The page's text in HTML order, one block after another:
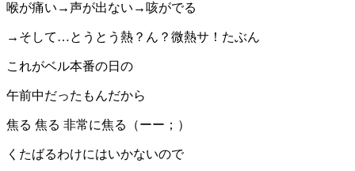
喉が痛い→声が出ない→咳がでる
→そして…とうとう熱？ん？微熱サ！たぶん
これがベル本番の日の
午前中だったもんだから
焦る 焦る 非常に焦る（ーー；）
くたばるわけにはいかないので